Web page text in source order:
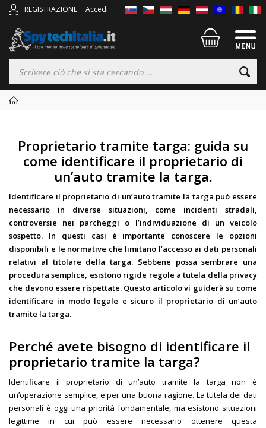
REGISTRAZIONE Accedi
Proprietario tramite targa: guida su
come identificare il proprietario di
un’auto tramite la targa.
Identificare il proprietario di un’auto tramite la targa può essere
necessario in diverse situazioni, come incidenti stradali,
controversie nei parcheggi o l’individuazione di un veicolo
sospetto. In questi casi è importante conoscere le opzioni
disponibili e le normative che limitano l’accesso ai dati personali
relativi al titolare della targa. Sebbene possa sembrare una
procedura semplice, esistono rigide regole a tutela della privacy
che devono essere rispettate. Questo articolo vi guiderà su come
identificare in modo legale e sicuro il proprietario di un’auto
tramite la targa.
Perché avete bisogno di identificare il
proprietario tramite la targa?
Identificare il proprietario di un’auto tramite la targa non è
un’operazione semplice, e per una buona ragione. La tutela dei dati
personali è oggi una priorità fondamentale, ma esistono situazioni
legittime in cui può essere necessario ottenere questa